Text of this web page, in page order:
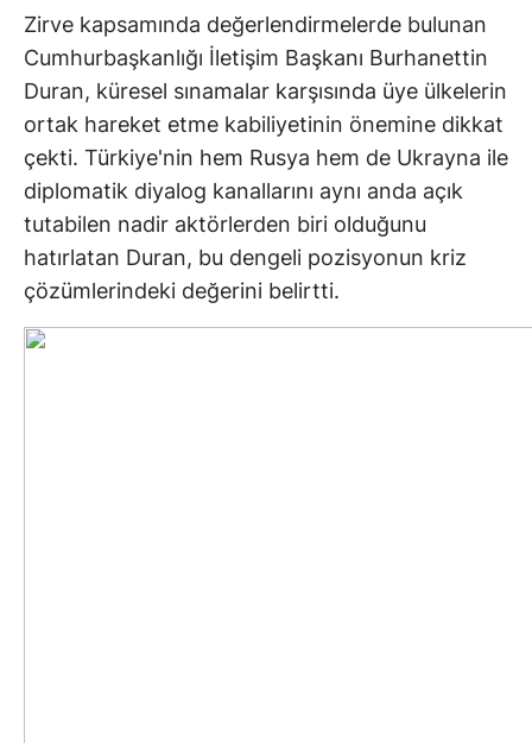
Zirve kapsamında değerlendirmelerde bulunan
Cumhurbaşkanlığı İletişim Başkanı Burhanettin
Duran, küresel sınamalar karşısında üye ülkelerin
ortak hareket etme kabiliyetinin önemine dikkat
çekti. Türkiye'nin hem Rusya hem de Ukrayna ile
diplomatik diyalog kanallarını aynı anda açık
tutabilen nadir aktörlerden biri olduğunu
hatırlatan Duran, bu dengeli pozisyonun kriz
çözümlerindeki değerini belirtti.